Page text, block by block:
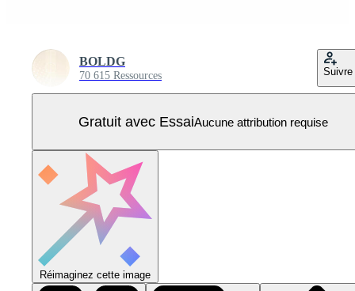
BOLDG
70 615 Ressources Suivre
Gratuit avec EssaiAucune attribution requise
Réimaginez cette image